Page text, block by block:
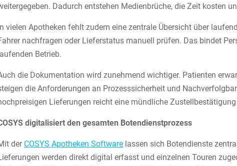
Dadurch entstehen Medienbrüche, die Zeit kosten
vielen Apotheken fehlt zudem eine zentrale Übersicht über
nachfragen oder Lieferstatus manuell prüfen. Das bindet
Betrieb.
die Dokumentation wird zunehmend wichtiger. Patienten
die Anforderungen an Prozesssicherheit und
Lieferungen reicht eine mündliche
digitalisiert den gesamten Botendienstprozess
der COSYS Apotheken Software lassen sich Botendienste
werden direkt digital erfasst und einzelnen Touren